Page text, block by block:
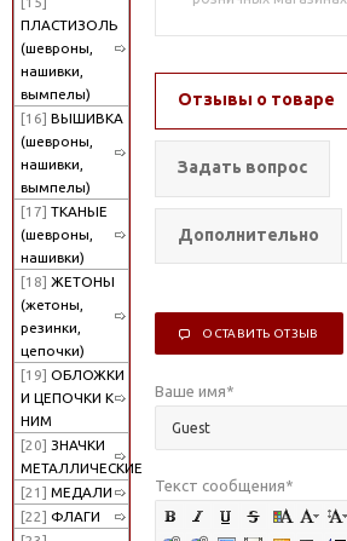
ПЛАСТИЗОЛЬ
(шевроны,
нашивки,
вымпелы)
[16] ВЫШИВКА
(шевроны,
нашивки,
вымпелы)
[17] ТКАНЫЕ
(шевроны,
нашивки)
[18] ЖЕТОНЫ
(жетоны,
резинки,
цепочки)
[19] ОБЛОЖКИ
И ЦЕПОЧКИ К
НИМ
[20] ЗНАЧКИ
МЕТАЛЛИЧЕСКИЕ
[21] МЕДАЛИ
[22] ФЛАГИ
Отзывы о товаре
Задать вопрос
Дополнительно
ОСТАВИТЬ ОТЗЫВ
Ваше имя*
Текст сообщения*